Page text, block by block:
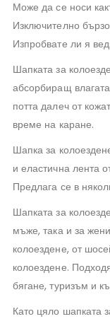
Може да се носи
Изключително
Изпробвате ли я
Шапката за
абсорбиращ
потта далеч от
време на каране.
Шапка за
и еластична лента
Предлага се в
Шапката за
мъже, така и за
колоездене, от
колоездене.
бягане, туризъм и
Като цяло шапката